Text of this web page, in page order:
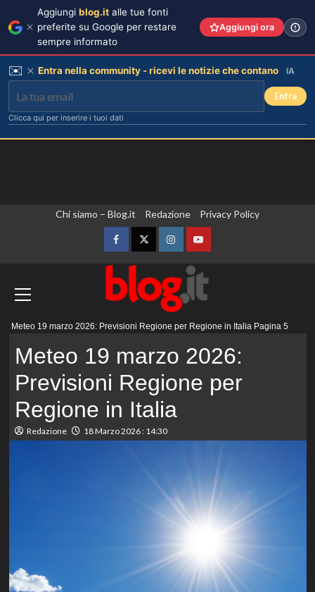
Chi siamo – Blog.it Redazione Privacy Policy
FacebookTwitterInstagramYouTube
Meteo 19 marzo 2026: Previsioni Regione per Regione in Italia Pagina 5
Meteo 19 marzo 2026:
Previsioni Regione per
Regione in Italia
Redazione 18 Marzo 2026 : 14:30
Aggiungi blog.it alle tue fonti
preferite su Google per restare
sempre informato
Aggiungi ora
✉️ Entra nella community - ricevi le notizie che contano IA
Entra
Clicca qui per inserire i tuoi dati